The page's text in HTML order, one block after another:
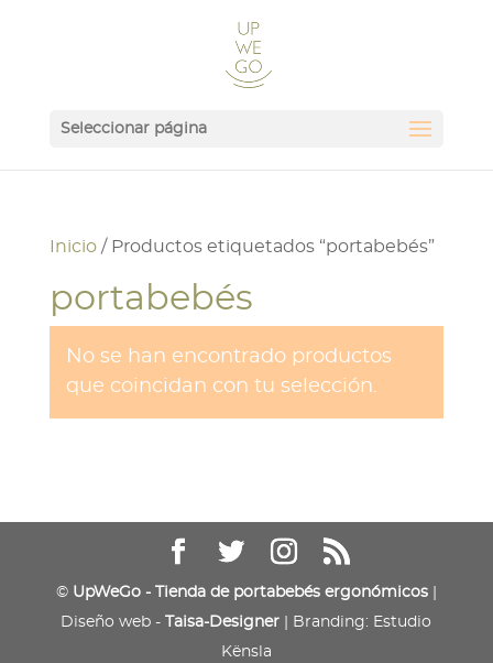
Seleccionar página
Inicio/ Productos etiquetados “portabebés”
portabebés
No se han encontrado productos
que coincidan con tu selección.
© UpWeGo - Tienda de portabebés ergonómicos|
Diseño web -
Taisa-Designer | Branding: Estudio
Kënsla